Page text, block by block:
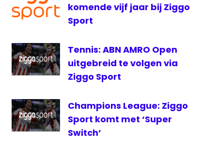
komende vijf jaar bij Ziggo
Sport
Tennis: ABN AMRO Open
uitgebreid te volgen via
Ziggo Sport
Champions League: Ziggo
Sport komt met ‘Super
Switch’